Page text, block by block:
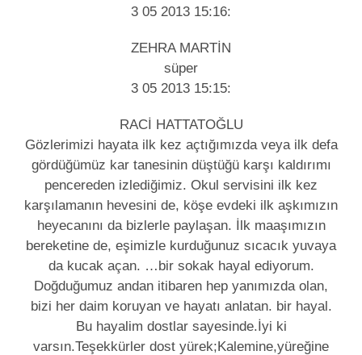
3 05 2013 15:16:
ZEHRA MARTİN
süper
3 05 2013 15:15:
RACİ HATTATOĞLU
Gözlerimizi hayata ilk kez açtığımızda veya ilk defa
gördüğümüz kar tanesinin düştüğü karşı kaldırımı
pencereden izlediğimiz. Okul servisini ilk kez
karşılamanın hevesini de, köşe evdeki ilk aşkımızın
heyecanını da bizlerle paylaşan. İlk maaşımızın
bereketine de, eşimizle kurduğunuz sıcacık yuvaya
da kucak açan. …bir sokak hayal ediyorum.
Doğduğumuz andan itibaren hep yanımızda olan,
bizi her daim koruyan ve hayatı anlatan. bir hayal.
Bu hayalim dostlar sayesinde.İyi ki
varsın.Teşekkürler dost yürek;Kalemine,yüreğine